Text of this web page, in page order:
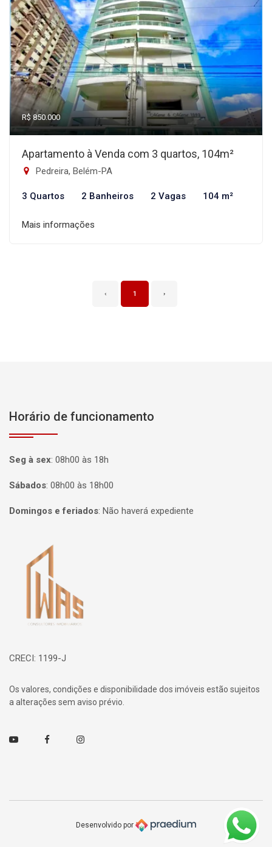
R$ 850.000
Apartamento à Venda com 3 quartos, 104m²
Pedreira, Belém-PA
3 Quartos 2 Banheiros 2 Vagas 104 m²
Mais informações
‹ 1 ›
Horário de funcionamento
Seg à sex: 08h00 às 18h
Sábados: 08h00 às 18h00
Domingos e feriados: Não haverá expediente
Página inicial
CRECI: 1199-J
Os valores, condições e disponibilidade dos imóveis estão sujeitos
a alterações sem aviso prévio.
Youtube FacebookInstagram
Desenvolvido por